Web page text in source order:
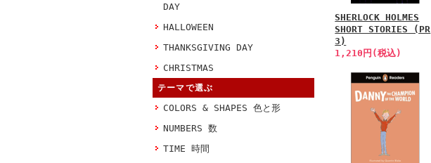
DAY
HALLOWEEN
THANKSGIVING DAY
CHRISTMAS
テーマで選ぶ
COLORS & SHAPES 色と形
NUMBERS 数
TIME 時間
SHERLOCK HOLMES
SHORT STORIES (PR
3)
1,210円(税込)